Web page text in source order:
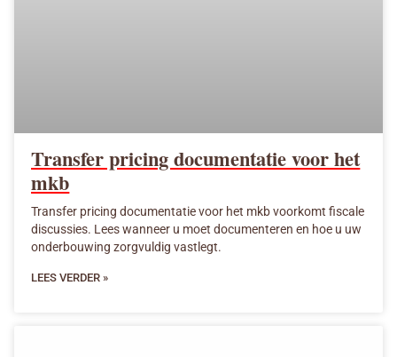
Transfer pricing documentatie voor het
mkb
Transfer pricing documentatie voor het mkb voorkomt fiscale
discussies. Lees wanneer u moet documenteren en hoe u uw
onderbouwing zorgvuldig vastlegt.
LEES VERDER »